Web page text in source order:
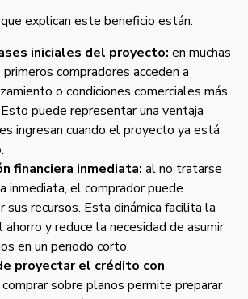
explican este beneficio están:
iniciales del proyecto: en muchas
compradores acceden a
o condiciones comerciales más
puede representar una ventaja
ingresan cuando el proyecto ya está
financiera inmediata: al no tratarse
inmediata, el comprador puede
sus recursos. Esta dinámica facilita la
ahorro y reduce la necesidad de asumir
en un periodo corto.
proyectar el crédito con
comprar sobre planos permite preparar